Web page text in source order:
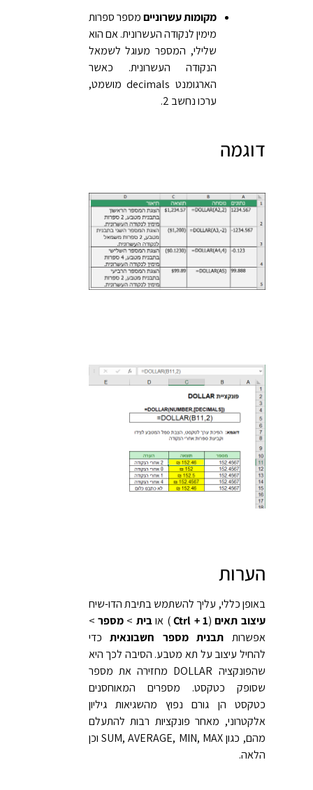
מקומות עשרונייםמספר ספרות
מימין לנקודה העשרונית. אם הוא
שלילי, המספר מעוגל לשמאל
הנקודה העשרונית. כאשר
הארגומנט decimals מושמט,
ערכו נחשב 2.
דוגמה
הערות
באופן כללי, עליך להשתמש בתיבת הדו-שיח
עיצוב תאים(
Ctrl + 1) אובית >מספר >
אפשרות תבנית מספר חשבונאיתכדי
להחיל עיצוב על תא מטבע. הסיבה לכך היא
שהפונקציה DOLLAR מחזירה את מספר
שסופק כטקסט. מספרים המאוחסנים
כטקסט הן גורם נפוץ מהשגיאות גיליון
אלקטרוני, מאחר פונקציות רבות להתעלם
מהם, כגון SUM, AVERAGE, MIN, MAX וכן
הלאה.